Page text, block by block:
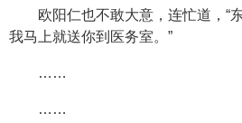
欧阳仁也不敢大意，连忙道，“
我马上就送你到医务室。”
……
……